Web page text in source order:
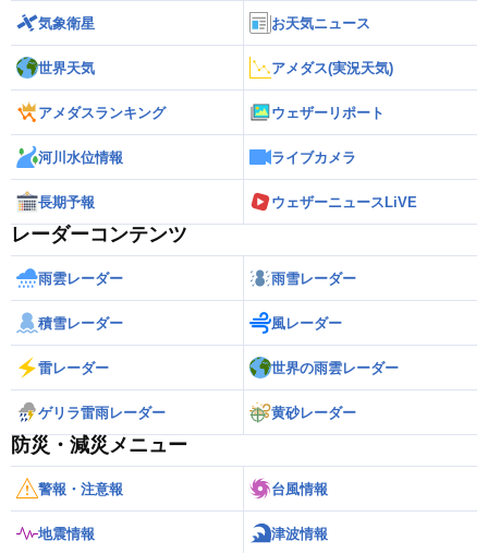
気象衛星 お天気ニュース
世界天気 アメダス(実況天気)
アメダスランキング ウェザーリポート
河川水位情報 ライブカメラ
長期予報 ウェザーニュースLiVE
レーダーコンテンツ
雨雲レーダー 雨雪レーダー
積雪レーダー 風レーダー
雷レーダー 世界の雨雲レーダー
ゲリラ雷雨レーダー 黄砂レーダー
防災・減災メニュー
警報・注意報 台風情報
地震情報 津波情報